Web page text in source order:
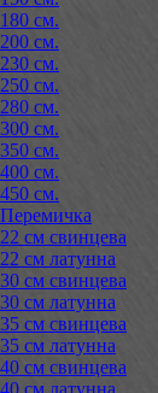
180 см.
200 см.
230 см.
250 см.
280 см.
300 см.
350 см.
400 см.
450 см.
Перемичка
22 см свинцева
22 см латунна
30 см свинцева
30 см латунна
35 см свинцева
35 см латунна
40 см свинцева